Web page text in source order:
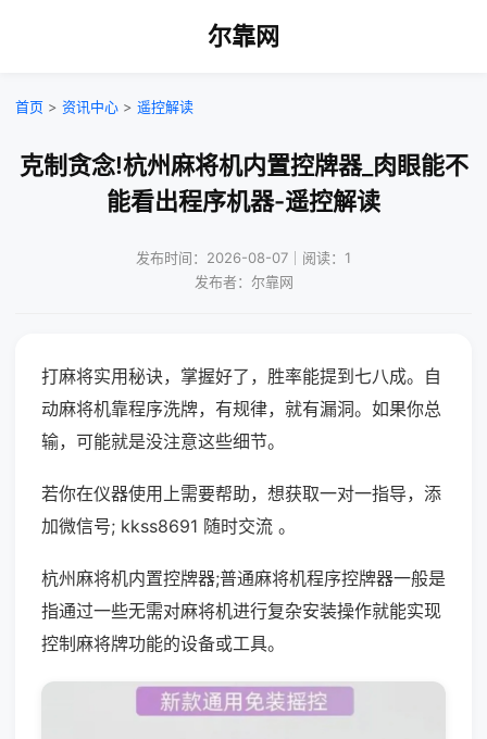
尔靠网
首页 > 资讯中心 > 遥控解读
克制贪念!杭州麻将机内置控牌器_肉眼能不
能看出程序机器-遥控解读
发布时间：2026-08-07｜阅读：1
发布者：尔靠网
打麻将实用秘诀，掌握好了，胜率能提到七八成。自
动麻将机靠程序洗牌，有规律，就有漏洞。如果你总
输，可能就是没注意这些细节。
若你在仪器使用上需要帮助，想获取一对一指导，添
加微信号; kkss8691 随时交流 。
杭州麻将机内置控牌器;普通麻将机程序控牌器一般是
指通过一些无需对麻将机进行复杂安装操作就能实现
控制麻将牌功能的设备或工具。